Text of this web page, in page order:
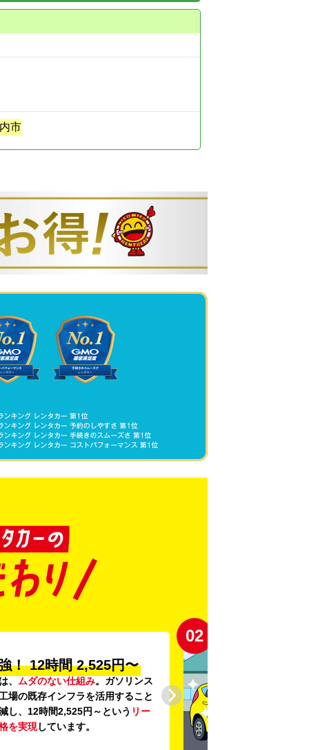
市
「安心・安全・清潔」
、24項目の車両点検と車内外の清
。安心感と清潔感を感じていただ
こだわっています。
03